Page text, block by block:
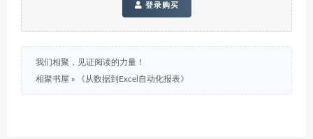
登录购买
我们相聚，见证阅读的力量！
相聚书屋 » 《从数据到Excel自动化报表》